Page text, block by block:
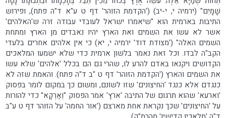
שָׁמָיִם" (ירמיה י, י-יב) ('הקדמת הזוהר' דף ט ע"א ד"ה פתח), ופירוש
התיבות בארמית הוא "שיאמרו ישראל לעובדי עבודה זרה ש'האלהים'
אשר לא עשו את השמים ואת הארץ יהיו נאבדים מן הארץ ומתחת
השמים האלה" ('מצודת דוד' ירמיה י, יא) כי אין אלהים אחרים בלעדי
הקב"ה לבדו. וכל זאת נאמר בלשון ארמית כדי שלא ישמעו המלאכים
הקדושים ויקנאו באדם להרע לו, שהרי גם הם בכלל 'אלהים' שלא עשו
את השמים והארץ ('הקדמת הזוהר' דף ט "ב ד"ה פתח). והאמת שזה לא
כנגדם אלא כנגד 'החיצונים' שזו לשוֹנם, ומשום כך במקום לומר בפסוק
'וארעא' שהוא תרגום של התיבה 'ארץ' אמר הפסוק "וְאַרְקָא" כדי להורות
על 'החיצונים' שכך נקראת אחת מארצם ('אור החמה' על הזוהר דף ט ע"ב